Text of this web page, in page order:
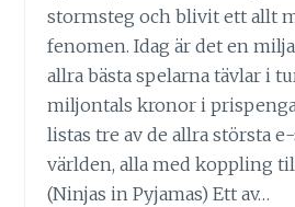
stormsteg och blivit ett allt
fenomen. Idag är det en
allra bästa spelarna tävlar i
miljontals kronor i
listas tre av de allra största
världen, alla med koppling
(Ninjas in Pyjamas) Ett av…